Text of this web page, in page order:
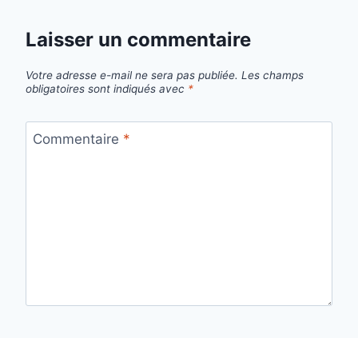
Laisser un commentaire
Votre adresse e-mail ne sera pas publiée. Les champs
obligatoires sont indiqués avec *
Commentaire *